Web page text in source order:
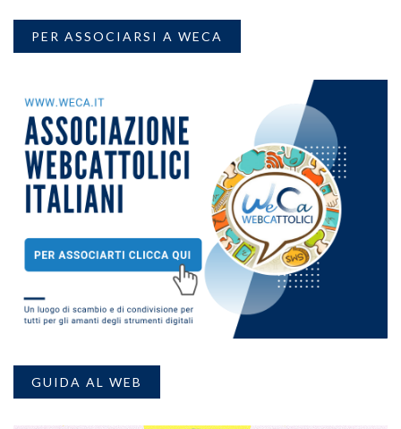
PER ASSOCIARSI A WECA
GUIDA AL WEB